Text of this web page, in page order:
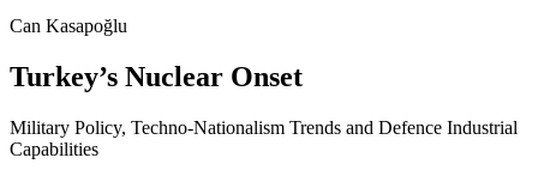
Can Kasapoğlu
Turkey’s Nuclear Onset
Military Policy, Techno-Nationalism Trends and Defence Industrial
Capabilities